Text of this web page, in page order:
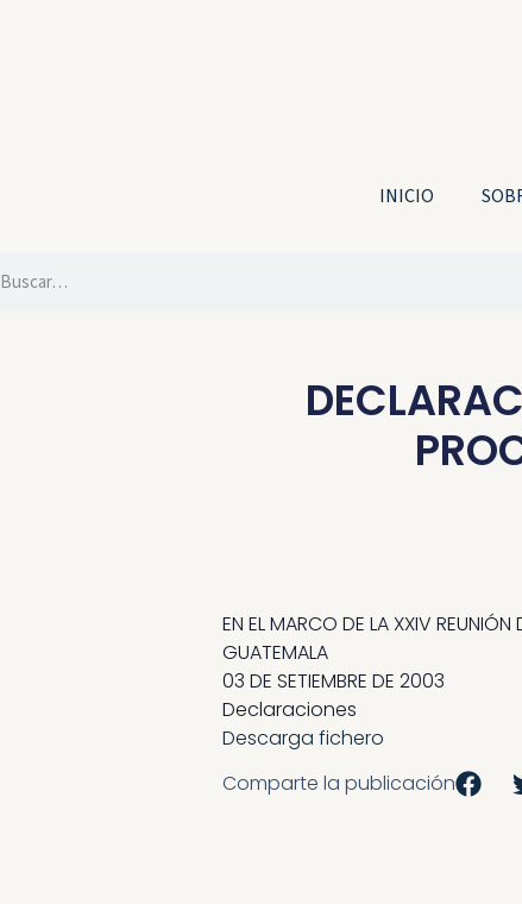
INICIO
EN EL MARCO DE LA XXIV
GUATEMALA
03 DE SETIEMBRE DE 2003
Declaraciones
Descarga fichero
Comparte la publicación